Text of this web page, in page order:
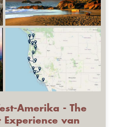
Amerika - The
Experience van